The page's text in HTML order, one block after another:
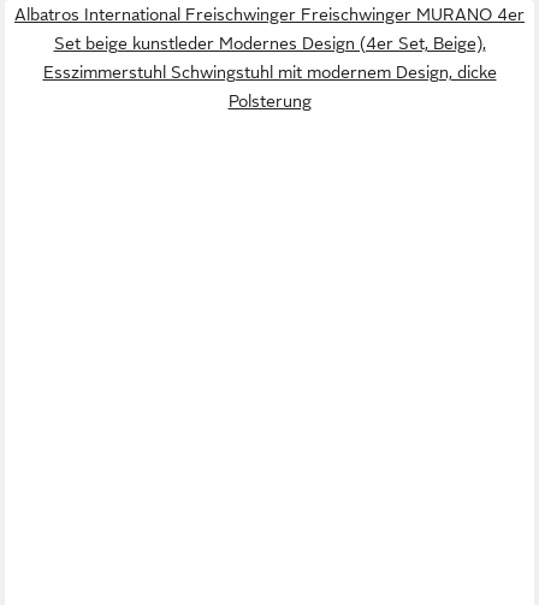
Albatros International Freischwinger Freischwinger MURANO 4er
Set beige kunstleder Modernes Design (4er Set, Beige),
Esszimmerstuhl Schwingstuhl mit modernem Design, dicke
Polsterung